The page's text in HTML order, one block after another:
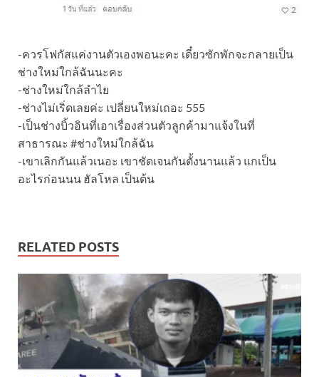
-ควรโฟกัสแค่งานตัวเองพอนะคะ เดี๋ยวซักพักจะกลายเป็น
ช่างใหม่ใกล้ฉันนะคะ
-ช่างใหม่ใกล้ลำไย
-ช่างไม่เริ่ดเลยค่ะ เปลี่ยนใหม่เถอะ 555
-เป็นช่างบิ้วอินที่เอาเรื่องส่วนตัวลูกค้ามาแจ้งในที่
สาธารณะ #ช่างใหม่ใกล้ฉัน
-เขาเลิกกันแล้วเนอะ เขาชัดเจนกันตั้งนานแล้ว แกเป็น
อะไรก่อนนน ฮัลโหล เป็นต้น
RELATED POSTS